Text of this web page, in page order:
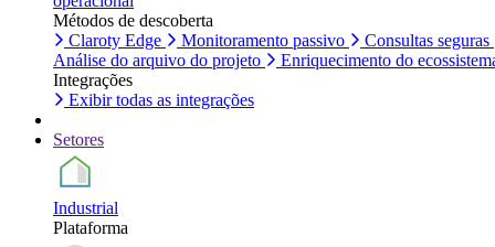
Métodos de descoberta
Claroty Edge
Monitoramento passivo
Consultas seguras
Análise do arquivo do projeto
Enriquecimento do
Integrações
Exibir todas as integrações
Setores
Industrial
Plataforma